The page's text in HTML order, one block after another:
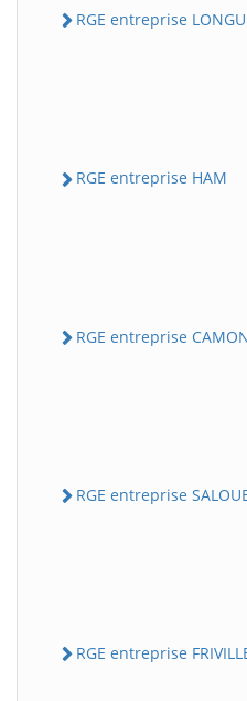
RGE entreprise
RGE entreprise HAM
RGE entreprise
RGE entreprise
RGE entreprise